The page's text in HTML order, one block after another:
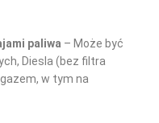
paliwa – Może być
Diesla (bez filtra
w tym na